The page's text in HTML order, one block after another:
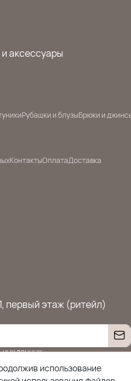
аксессуары
Рубашки и блузыБрюки и
КонтактыОплатаДоставка
первый этаж (ритейл)
данных
использование